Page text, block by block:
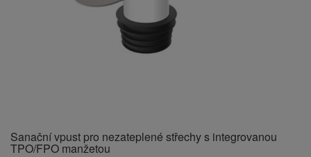
Sanační vpust pro nezateplené střechy s integrovanou
TPO/FPO manžetou